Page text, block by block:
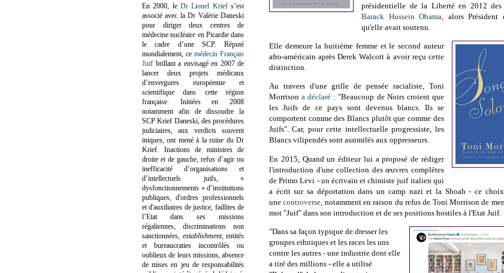
présidentielle de la Liberté en 2012 des
Barack Hussein Obama, alors Président
qu'elle avait soutenu.
Elle demeure la huitième femme et le second auteur
afro-américain après Derek Walcott à avoir reçu cette
distinction.
Au travers d'une grille de pensée racialiste, Toni
Morrisona déclaré : "Beaucoup de Noirs croient que
les Juifs de ce pays sont devenus blancs. Ils se
comportent comme des Blancs plutôt que comme des
Juifs". Car, pour cette intellectuelle progressiste, les
Blancs vilipendés sont assimilés aux oppresseurs.
En 2015, Quand un éditeur lui a proposé de rédiger
l'introduction d'une collection des œuvres complètes
de Primo Levi - un écrivain et chimiste juif italien qui
a écrit sur sa déportation dans un camp nazi et la Shoah - ce
unecontroverse , notamment en raison du refus de Toni Morrison de
mot "Juif" dans son introduction et de ses positions hostiles à l'Etat Juif.
"Dans sa façon typique de dresser les
groupes ethniques et les races les uns
contre les autres - une industrie dont elle
a tiré des millions - elle a utilisé
En 2000, le Dr Lionel Kriefs’est
associé avec la Dr Valérie Daneski
pour diriger deux centres de
médecine nucléaire en Picardie dans
le cadre d’une SCP. Réputé
mondialement, ce médecin Français
Juif brillant a envisagé en 2007 de
lancer deux projets médicaux
d’envergures européenne et
scientifique dans cette région
française. Initiées en 2008
notamment afin de dissoudre la
SCP Krief Daneski, des procédures
judiciaires, aux verdicts souvent
iniques, ont mené à la ruine du Dr
Krief. Inactions de ministres de
droite et de gauche, refus d’agir ou
inefficacité d’organisations et
d’intellectuels juifs, «
dysfonctionnements » d’institutions
publiques, d'ordres professionnels
et d'auxiliaires de justice, faillites de
l’Etat dans ses missions
régaliennes, discriminations non
sanctionnées, establishment, entités
et bureaucraties incontrôlés ou
oublieux de leurs missions, absence
de mises en jeu de responsabilités